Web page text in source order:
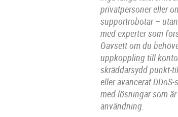
privatpersoner eller
supportrobotar –
med experter som
Oavsett om du
uppkoppling till
skräddarsydd punkt-
eller avancerat
med lösningar som
användning.